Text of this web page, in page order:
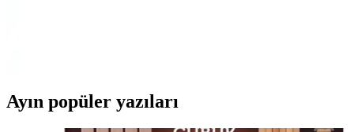
Ayın popüler yazıları